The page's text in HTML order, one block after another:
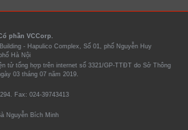
phần VCCorp.
- Hapulico Complex, Số 01, phố Nguyễn Huy
Hà Nội
tử tổng hợp trên internet số 3321/GP-TTĐT do Sở Thông
03 tháng 07 năm 2019.
Fax: 024-39743413
Nguyễn Bích Minh